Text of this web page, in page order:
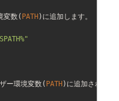
変数( PATH) に追加します。
"
ー環境変数( PATH) に追加されてい